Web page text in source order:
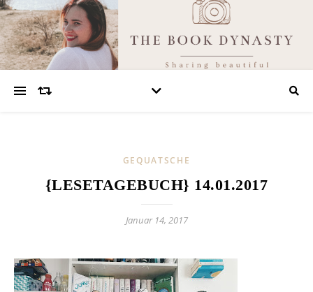
GEQUATSCHE
{LESETAGEBUCH} 14.01.2017
Januar 14, 2017